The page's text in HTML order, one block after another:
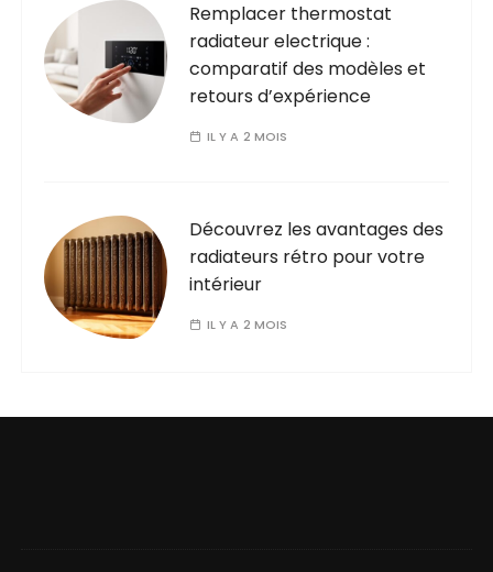
Remplacer thermostat
radiateur electrique :
comparatif des modèles et
retours d’expérience
IL Y A 2 MOIS
Découvrez les avantages des
radiateurs rétro pour votre
intérieur
IL Y A 2 MOIS